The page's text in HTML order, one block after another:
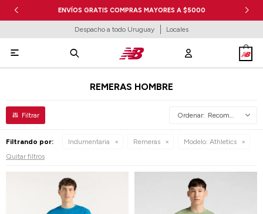
ENVÍOS GRATIS COMPRAS MAYORES A $5000
Despacho a todo Uruguay Locales

REMERAS HOMBRE
Recomendados
Filtrando por: Indumentaria Remeras Modelo: Athletics
Quitar filtros